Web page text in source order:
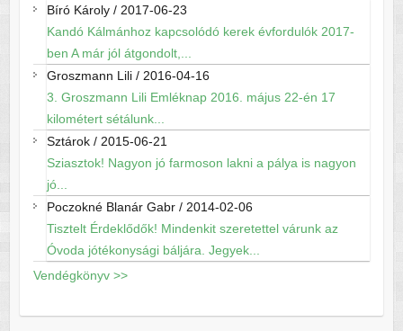
Bíró Károly/ 2017-06-23
Kandó Kálmánhoz kapcsolódó kerek évfordulók 2017-
ben A már jól átgondolt,...
Groszmann Lili/ 2016-04-16
3. Groszmann Lili Emléknap 2016. május 22-én 17
kilométert sétálunk...
Sztárok/ 2015-06-21
Sziasztok! Nagyon jó farmoson lakni a pálya is nagyon
jó...
Poczokné Blanár Gabr/ 2014-02-06
Tisztelt Érdeklődők! Mindenkit szeretettel várunk az
Óvoda jótékonysági báljára. Jegyek...
Vendégkönyv >>